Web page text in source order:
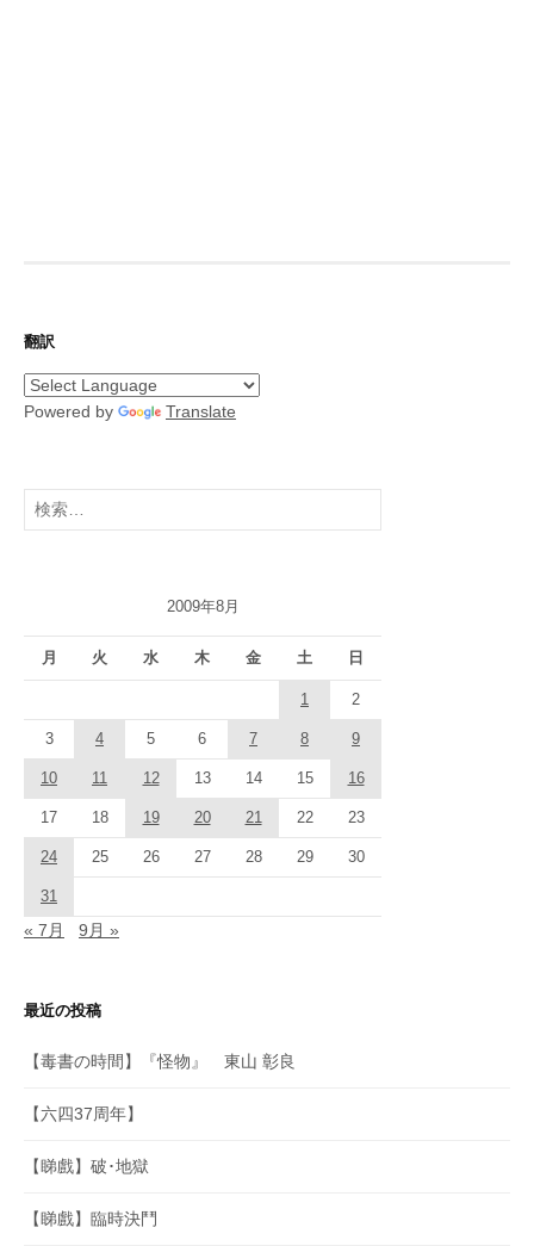
翻訳
Powered by Translate
検
索:
2009年8月
月 火 水 木 金 土 日
1 2
3 4 5 6 7 8 9
10 11 12 13 14 15 16
17 18 19 20 21 22 23
24 25 26 27 28 29 30
31
« 7月 9月 »
最近の投稿
【毒書の時間】『怪物』 東山 彰良
【六四37周年】
【睇戲】破･地獄
【睇戲】臨時決鬥